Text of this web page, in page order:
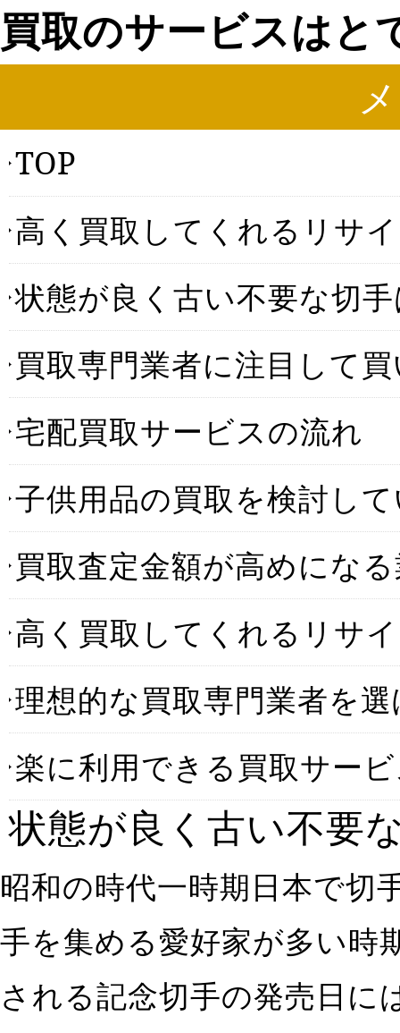
買取のサービスはと
TOP
高く買取してくれるリサ
状態が良く古い不要な切
買取専門業者に注目して
宅配買取サービスの流れ
子供用品の買取を検討し
買取査定金額が高めにな
高く買取してくれるリサ
理想的な買取専門業者を
楽に利用できる買取サー
状態が良く古い不要
昭和の時代一時期日本で切
手を集める愛好家が多い時
される記念切手の発売日に